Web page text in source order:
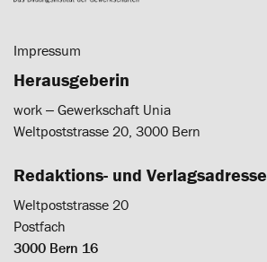
Impressum
Herausgeberin
work ‒ Gewerkschaft Unia
Weltpoststrasse 20, 3000 Bern
Redaktions- und Verlagsadresse
Weltpoststrasse 20
Postfach
3000 Bern 16